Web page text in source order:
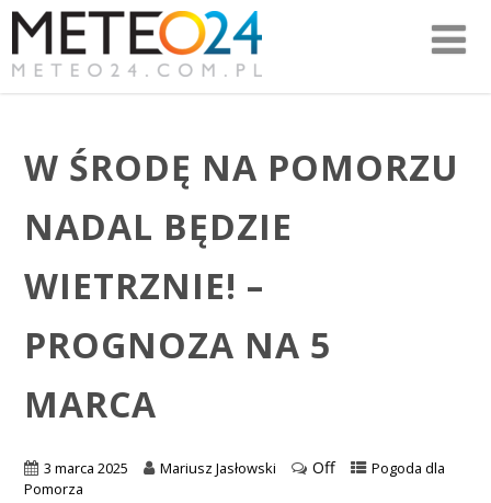
W ŚRODĘ NA POMORZU
NADAL BĘDZIE
WIETRZNIE! –
PROGNOZA NA 5
MARCA
3 marca 2025 Mariusz Jasłowski Off
Pogoda dla
Pomorza